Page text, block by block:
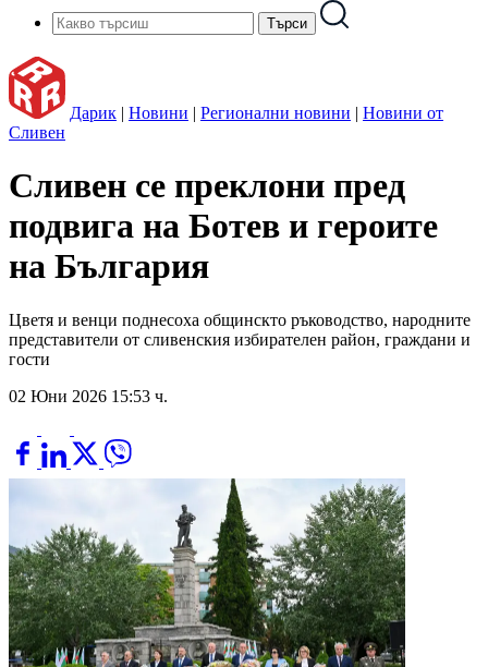
Дарик | Новини | Регионални новини | Новини от
Сливен
Сливен се преклони пред
подвига на Ботев и героите
на България
Цветя и венци поднесоха общинскто ръководство, народните
представители от сливенския избирателен район, граждани и
гости
02 Юни 2026 15:53 ч.